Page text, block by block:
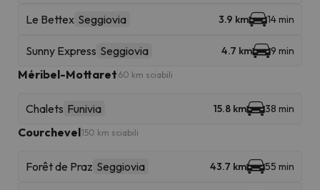
Le Bettex Seggiovia 3.9 km 14 min
Sunny Express Seggiovia 4.7 km 9 min
Méribel-Mottaret 60 km sciabili
Chalets Funivia 15.8 km 38 min
Courchevel150 km sciabili
Forêt de Praz Seggiovia 43.7 km 55 min